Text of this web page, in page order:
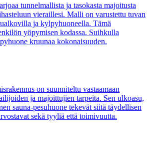
tunnelmallista ja tasokasta majoitusta
vieraillesi. Malli on varustettu tuvan
ja kylpyhuoneella. Tämä
yöpymisen kodassa. Suihkulla
kruunaa kokonaisuuden.
on suunniteltu vastaamaan
ja majoittujien tarpeita. Sen ulkoasu,
sauna-pesuhuone tekevät siitä täydellisen
sekä tyyliä että toimivuutta.